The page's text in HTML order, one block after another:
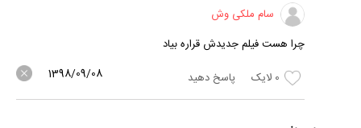
سام ملکی وش
چرا هست فیلم جدیدش قراره بیاد
0 لایک پاسخ دهید 1398/09/08